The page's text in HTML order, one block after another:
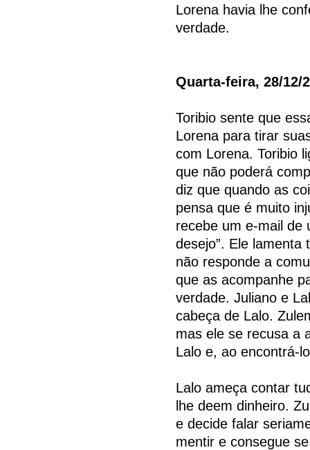
Lorena havia lhe
verdade.
Quarta-feira, 28/12/
Toribio sente que
Lorena para tirar
com Lorena. Toribio
que não poderá
diz que quando as
pensa que é muito
recebe um e-mail de
desejo”. Ele
não responde a
que as acompanhe
verdade. Juliano e
cabeça de Lalo.
mas ele se recusa a
Lalo e, ao encontrá-
Lalo ameça contar
lhe deem dinheiro.
e decide falar
mentir e consegue